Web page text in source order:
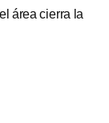
área cierra la